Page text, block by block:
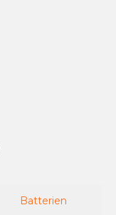
Batterien